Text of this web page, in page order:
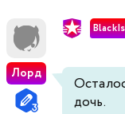
Лорд
дочь.